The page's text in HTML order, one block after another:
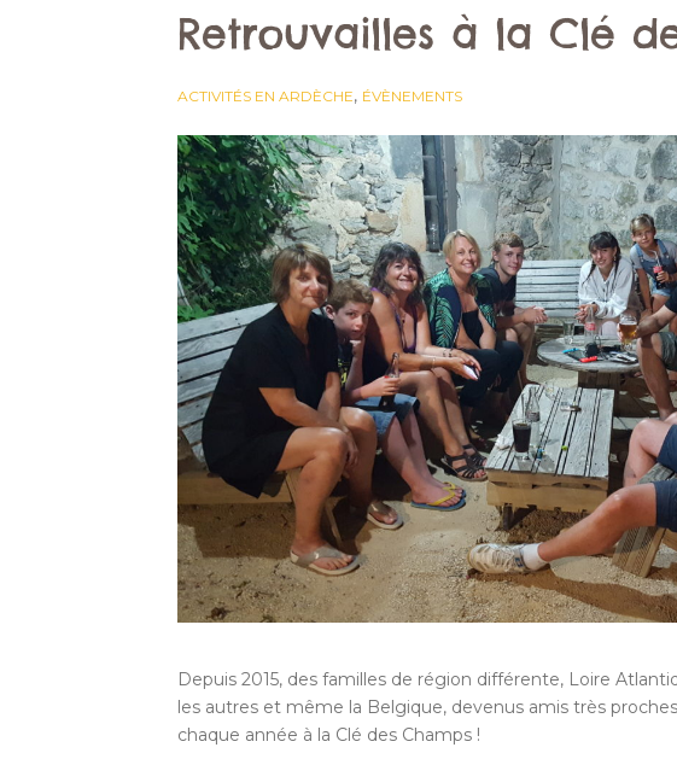
Retrouvailles à la Clé
ACTIVITÉS EN ARDÈCHE, ÉVÈNEMENTS
Depuis 2015, des familles de région différente, Loire
les autres et même la Belgique, devenus amis très
chaque année à la Clé des Champs !